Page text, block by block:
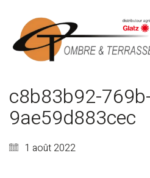
c8b83b92-
9ae59d883cec
1 août 2022